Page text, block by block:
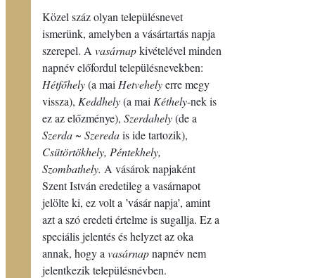
Közel száz olyan településnevet
ismerünk, amelyben a vásártartás napja
szerepel. A vasárnapkivételével minden
napnév előfordul településnevekben:
Hétfőhely(a mai Hetvehelyerre megy
vissza), Keddhely(a mai Kéthely-nek is
ez az előzménye), Szerdahely(de a
Szerda ~ Szeredais ide tartozik),
Csütörtökhely, Péntekhely,
Szombathely. A vásárok napjaként
Szent István eredetileg a vasárnapot
jelölte ki, ez volt a ’vásár napja’, amint
azt a szó eredeti értelme is sugallja. Ez a
speciális jelentés és helyzet az oka
annak, hogy a vasárnapnapnév nem
jelentkezik településnévben.